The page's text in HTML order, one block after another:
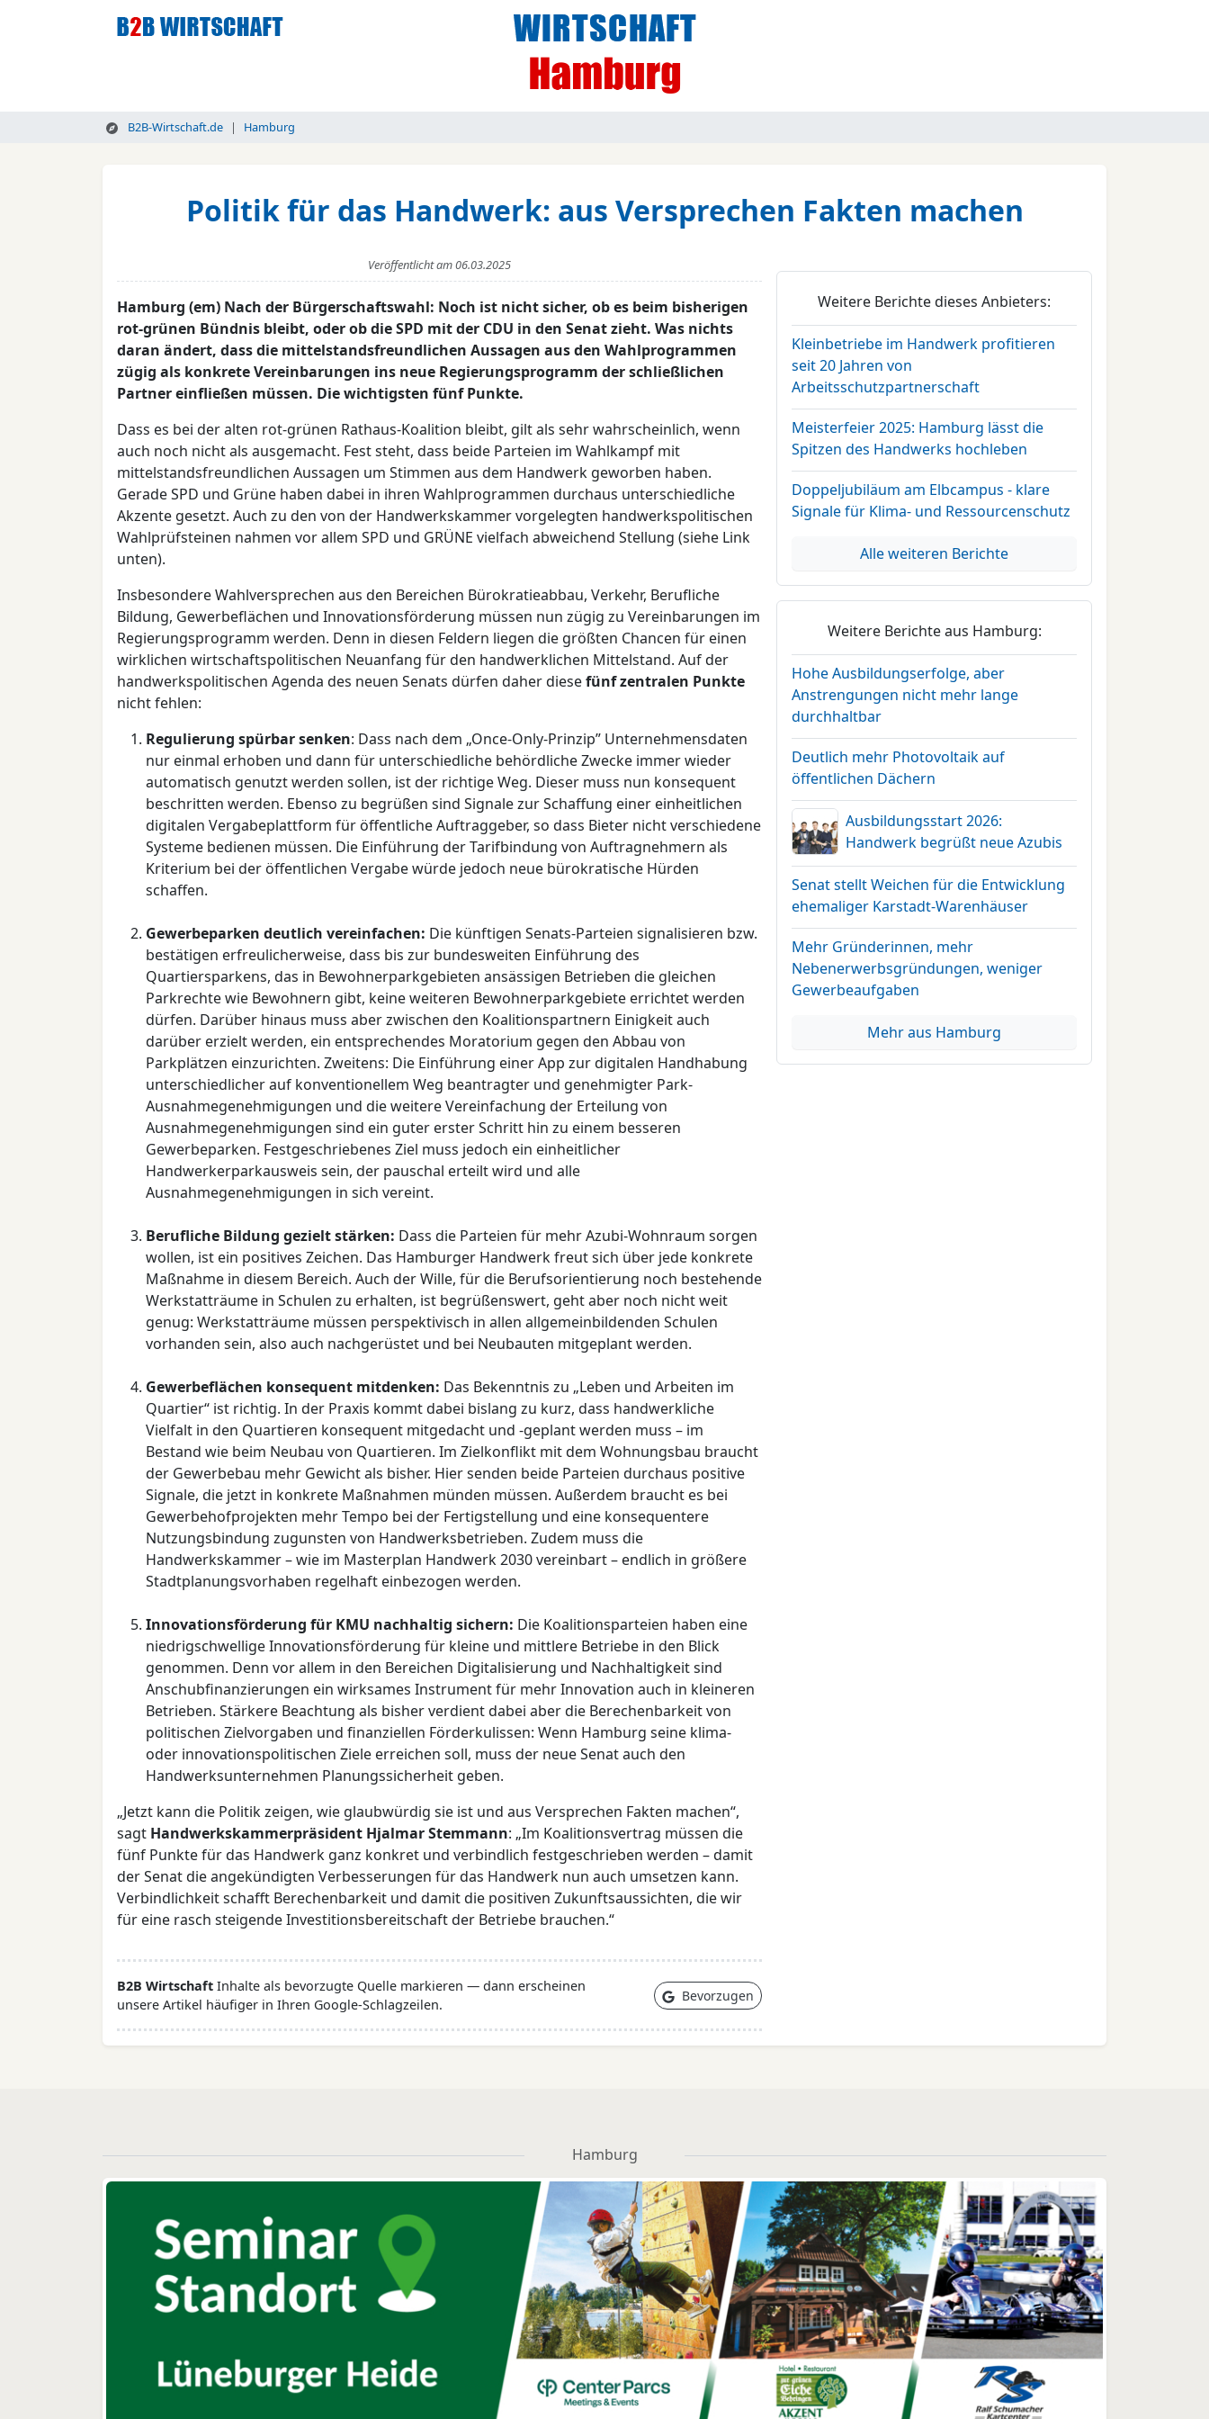
B2B-Wirtschaft.de Hamburg
Politik für das Handwerk: aus Versprechen Fakten machen
Veröffentlicht am06.03.2025
Hamburg (em) Nach der Bürgerschaftswahl: Noch ist nicht sicher, ob es beim bisherigen
rot-grünen Bündnis bleibt, oder ob die SPD mit der CDU in den Senat zieht. Was nichts
daran ändert, dass die mittelstandsfreundlichen Aussagen aus den Wahlprogrammen
zügig als konkrete Vereinbarungen ins neue Regierungsprogramm der schließlichen
Partner einfließen müssen. Die wichtigsten fünf Punkte.
Dass es bei der alten rot-grünen Rathaus-Koalition bleibt, gilt als sehr wahrscheinlich, wenn
auch noch nicht als ausgemacht. Fest steht, dass beide Parteien im Wahlkampf mit
mittelstandsfreundlichen Aussagen um Stimmen aus dem Handwerk geworben haben.
Gerade SPD und Grüne haben dabei in ihren Wahlprogrammen durchaus unterschiedliche
Akzente gesetzt. Auch zu den von der Handwerkskammer vorgelegten handwerkspolitischen
Wahlprüfsteinen nahmen vor allem SPD und GRÜNE vielfach abweichend Stellung (siehe Link
unten).
Insbesondere Wahlversprechen aus den Bereichen Bürokratieabbau, Verkehr, Berufliche
Bildung, Gewerbeflächen und Innovationsförderung müssen nun zügig zu Vereinbarungen im
Regierungsprogramm werden. Denn in diesen Feldern liegen die größten Chancen für einen
wirklichen wirtschaftspolitischen Neuanfang für den handwerklichen Mittelstand. Auf der
handwerkspolitischen Agenda des neuen Senats dürfen daher diesefünf zentralen Punkte
nicht fehlen:
Regulierung spürbar senken: Dass nach dem „Once-Only-Prinzip” Unternehmensdaten
nur einmal erhoben und dann für unterschiedliche behördliche Zwecke immer wieder
automatisch genutzt werden sollen, ist der richtige Weg. Dieser muss nun konsequent
beschritten werden. Ebenso zu begrüßen sind Signale zur Schaffung einer einheitlichen
digitalen Vergabeplattform für öffentliche Auftraggeber, so dass Bieter nicht verschiedene
Systeme bedienen müssen. Die Einführung der Tarifbindung von Auftragnehmern als
Kriterium bei der öffentlichen Vergabe würde jedoch neue bürokratische Hürden
schaffen.
Gewerbeparken deutlich vereinfachen: Die künftigen Senats-Parteien signalisieren bzw.
bestätigen erfreulicherweise, dass bis zur bundesweiten Einführung des
Quartiersparkens, das in Bewohnerparkgebieten ansässigen Betrieben die gleichen
Parkrechte wie Bewohnern gibt, keine weiteren Bewohnerparkgebiete errichtet werden
dürfen. Darüber hinaus muss aber zwischen den Koalitionspartnern Einigkeit auch
darüber erzielt werden, ein entsprechendes Moratorium gegen den Abbau von
Parkplätzen einzurichten. Zweitens: Die Einführung einer App zur digitalen Handhabung
unterschiedlicher auf konventionellem Weg beantragter und genehmigter Park-
Ausnahmegenehmigungen und die weitere Vereinfachung der Erteilung von
Ausnahmegenehmigungen sind ein guter erster Schritt hin zu einem besseren
Gewerbeparken. Festgeschriebenes Ziel muss jedoch ein einheitlicher
Handwerkerparkausweis sein, der pauschal erteilt wird und alle
Ausnahmegenehmigungen in sich vereint.
Berufliche Bildung gezielt stärken: Dass die Parteien für mehr Azubi-Wohnraum sorgen
wollen, ist ein positives Zeichen. Das Hamburger Handwerk freut sich über jede konkrete
Maßnahme in diesem Bereich. Auch der Wille, für die Berufsorientierung noch bestehende
Werkstatträume in Schulen zu erhalten, ist begrüßenswert, geht aber noch nicht weit
genug: Werkstatträume müssen perspektivisch in allen allgemeinbildenden Schulen
vorhanden sein, also auch nachgerüstet und bei Neubauten mitgeplant werden.
Gewerbeflächen konsequent mitdenken: Das Bekenntnis zu „Leben und Arbeiten im
Quartier“ ist richtig. In der Praxis kommt dabei bislang zu kurz, dass handwerkliche
Vielfalt in den Quartieren konsequent mitgedacht und -geplant werden muss – im
Bestand wie beim Neubau von Quartieren. Im Zielkonflikt mit dem Wohnungsbau braucht
der Gewerbebau mehr Gewicht als bisher. Hier senden beide Parteien durchaus positive
Signale, die jetzt in konkrete Maßnahmen münden müssen. Außerdem braucht es bei
Gewerbehofprojekten mehr Tempo bei der Fertigstellung und eine konsequentere
Nutzungsbindung zugunsten von Handwerksbetrieben. Zudem muss die
Handwerkskammer – wie im Masterplan Handwerk 2030 vereinbart – endlich in größere
Stadtplanungsvorhaben regelhaft einbezogen werden.
Innovationsförderung für KMU nachhaltig sichern: Die Koalitionsparteien haben eine
niedrigschwellige Innovationsförderung für kleine und mittlere Betriebe in den Blick
genommen. Denn vor allem in den Bereichen Digitalisierung und Nachhaltigkeit sind
Anschubfinanzierungen ein wirksames Instrument für mehr Innovation auch in kleineren
Betrieben. Stärkere Beachtung als bisher verdient dabei aber die Berechenbarkeit von
politischen Zielvorgaben und finanziellen Förderkulissen: Wenn Hamburg seine klima-
oder innovationspolitischen Ziele erreichen soll, muss der neue Senat auch den
Handwerksunternehmen Planungssicherheit geben.
„Jetzt kann die Politik zeigen, wie glaubwürdig sie ist und aus Versprechen Fakten machen“,
sagt Handwerkskammerpräsident Hjalmar Stemmann: „Im Koalitionsvertrag müssen die
fünf Punkte für das Handwerk ganz konkret und verbindlich festgeschrieben werden – damit
der Senat die angekündigten Verbesserungen für das Handwerk nun auch umsetzen kann.
Verbindlichkeit schafft Berechenbarkeit und damit die positiven Zukunftsaussichten, die wir
für eine rasch steigende Investitionsbereitschaft der Betriebe brauchen.“
B2B Wirtschaft Inhalte als bevorzugte Quelle markieren — dann erscheinen
unsere Artikel häufiger in Ihren Google-Schlagzeilen.
Bevorzugen
Weitere Berichte dieses Anbieters:
Kleinbetriebe im Handwerk profitieren
seit 20 Jahren von
Arbeitsschutzpartnerschaft
Meisterfeier 2025: Hamburg lässt die
Spitzen des Handwerks hochleben
Doppeljubiläum am Elbcampus - klare
Signale für Klima- und Ressourcenschutz
Alle weiteren Berichte
Weitere Berichte aus Hamburg:
Hohe Ausbildungserfolge, aber
Anstrengungen nicht mehr lange
durchhaltbar
Deutlich mehr Photovoltaik auf
öffentlichen Dächern
Ausbildungsstart 2026:
Handwerk begrüßt neue Azubis
Senat stellt Weichen für die Entwicklung
ehemaliger Karstadt-Warenhäuser
Mehr Gründerinnen, mehr
Nebenerwerbsgründungen, weniger
Gewerbeaufgaben
Mehr aus Hamburg
Hamburg